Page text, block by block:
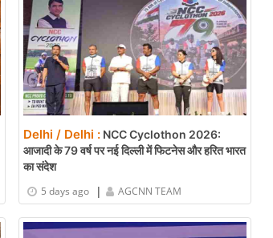
Delhi / Delhi : NCC Cyclothon 2026:
आजादी के 79 वर्ष पर नई दिल्ली में फिटनेस और हरित भारत
का संदेश
5 days ago
| AGCNN TEAM